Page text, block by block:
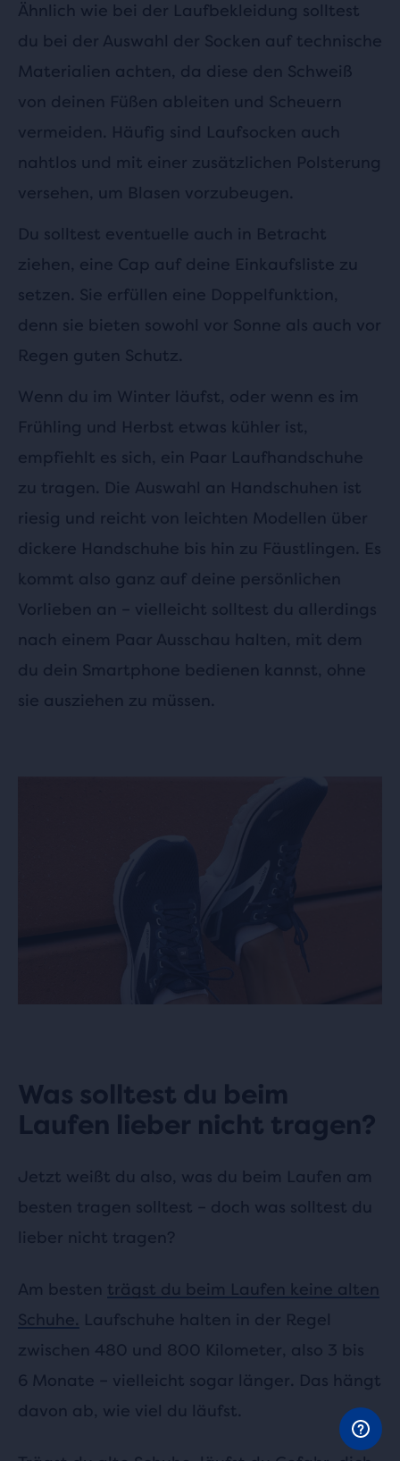
Ähnlich wie bei der Laufbekleidung solltest
du bei der Auswahl der Socken auf technische
Materialien achten, da diese den Schweiß
von deinen Füßen ableiten und Scheuern
vermeiden. Häufig sind Laufsocken auch
nahtlos und mit einer zusätzlichen Polsterung
versehen, um Blasen vorzubeugen.
Du solltest eventuelle auch in Betracht
ziehen, eine Cap auf deine Einkaufsliste zu
setzen. Sie erfüllen eine Doppelfunktion,
denn sie bieten sowohl vor Sonne als auch vor
Regen guten Schutz.
Wenn du im Winter läufst, oder wenn es im
Frühling und Herbst etwas kühler ist,
empfiehlt es sich, ein Paar Laufhandschuhe
zu tragen. Die Auswahl an Handschuhen ist
riesig und reicht von leichten Modellen über
dickere Handschuhe bis hin zu Fäustlingen. Es
kommt also ganz auf deine persönlichen
Vorlieben an – vielleicht solltest du allerdings
nach einem Paar Ausschau halten, mit dem
du dein Smartphone bedienen kannst, ohne
sie ausziehen zu müssen.
Was solltest du beim
Laufen lieber nicht tragen?
Jetzt weißt du also, was du beim Laufen am
besten tragen solltest – doch was solltest du
lieber nicht tragen?
Am besten trägst du beim Laufen keine alten
Schuhe. Laufschuhe halten in der Regel
zwischen 480 und 800 Kilometer, also 3 bis
6 Monate – vielleicht sogar länger. Das hängt
davon ab, wie viel du läufst.